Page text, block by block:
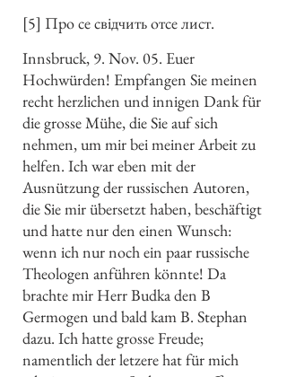
[5] Про се свідчить отсе лист.
Innsbruck, 9. Nov. 05. Euer
Hochwürden! Empfangen Sie meinen
recht herzlichen und innigen Dank für
die grosse Mühe, die Sie auf sich
nehmen, um mir bei meiner Arbeit zu
helfen. Ich war eben mit der
Ausnützung der russischen Autoren,
die Sie mir übersetzt haben, beschäftigt
und hatte nur den einen Wunsch:
wenn ich nur noch ein paar russische
Theologen anführen könnte! Da
brachte mir Herr Budka den B
Germogen und bald kam B. Stephan
dazu. Ich hatte grosse Freude;
namentlich der letzere hat für mich